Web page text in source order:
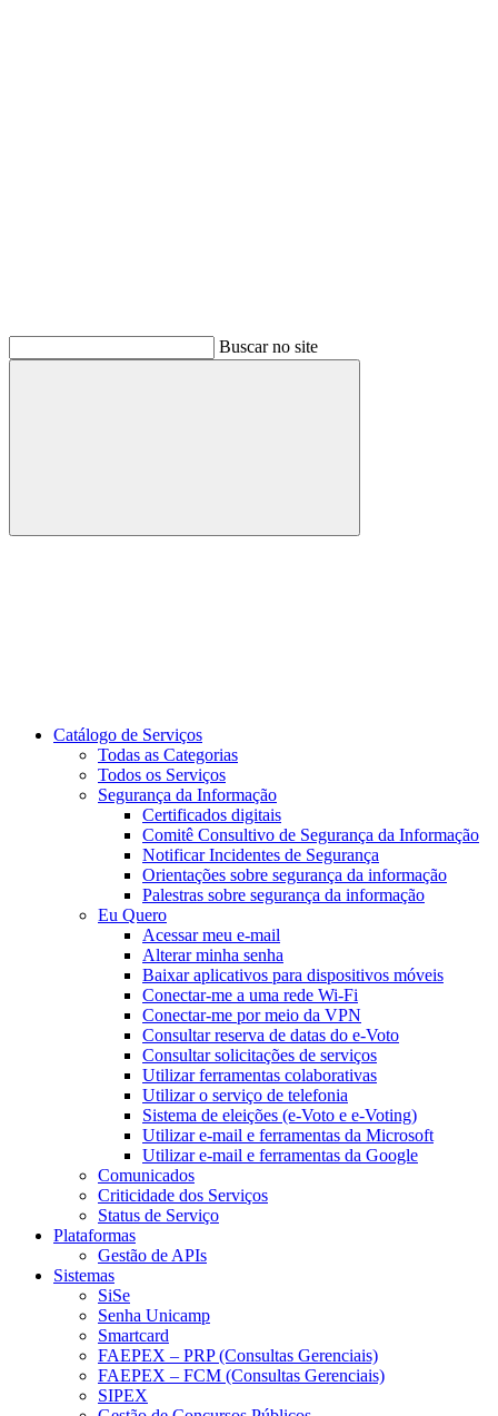
Buscar no site
Buscar
Catálogo de Serviços
Todas as Categorias
Todos os Serviços
Segurança da Informação
Certificados digitais
Comitê Consultivo de Segurança da Informação
Notificar Incidentes de Segurança
Orientações sobre segurança da informação
Palestras sobre segurança da informação
Eu Quero
Acessar meu e-mail
Alterar minha senha
Baixar aplicativos para dispositivos móveis
Conectar-me a uma rede Wi-Fi
Conectar-me por meio da VPN
Consultar reserva de datas do e-Voto
Consultar solicitações de serviços
Utilizar ferramentas colaborativas
Utilizar o serviço de telefonia
Sistema de eleições (e-Voto e e-Voting)
Utilizar e-mail e ferramentas da Microsoft
Utilizar e-mail e ferramentas da Google
Comunicados
Criticidade dos Serviços
Status de Serviço
Plataformas
Gestão de APIs
Sistemas
SiSe
Senha Unicamp
Smartcard
FAEPEX – PRP (Consultas Gerenciais)
FAEPEX – FCM (Consultas Gerenciais)
SIPEX